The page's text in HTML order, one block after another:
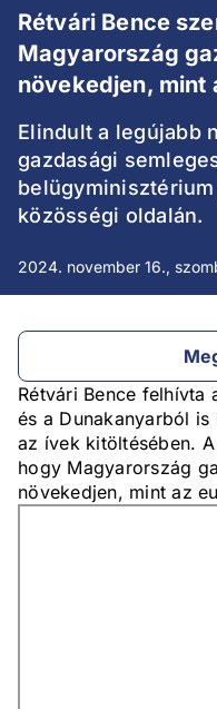
Rétvári Bence
Magyarország
növekedjen, mint
Elindult a legújabb
gazdasági
közösségi oldalán.
2024. november 16.,
Rétvári Bence felhívta
és a Dunakanyarból
az ívek kitöltésében.
hogy Magyarország
növekedjen, mint az